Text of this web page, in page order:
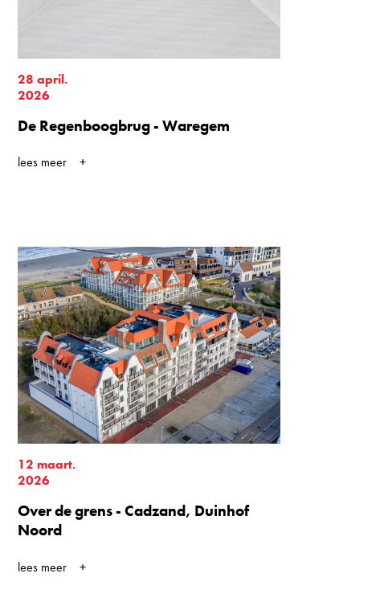
28 april.
2026
De Regenboogbrug - Waregem
lees meer
12 maart.
2026
Over de grens - Cadzand, Duinhof
Noord
lees meer